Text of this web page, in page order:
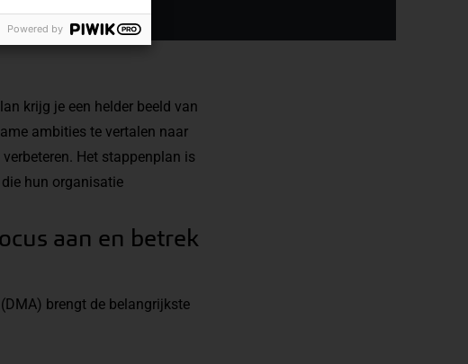
krijg je een helder beeld van
ambities te vertalen naar
Het stappenplan is
die hun organisatie
aan en betrek
brengt de belangrijkste
Powered by